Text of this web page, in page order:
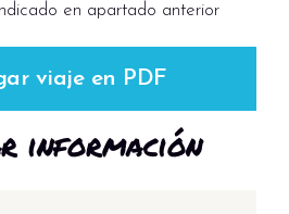
en apartado anterior
viaje en PDF
información